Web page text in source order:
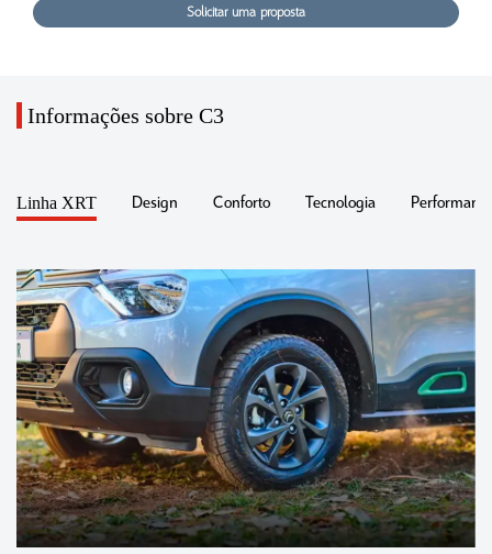
Solicitar uma proposta
Informações sobre C3
Linha XRT Design Conforto Tecnologia